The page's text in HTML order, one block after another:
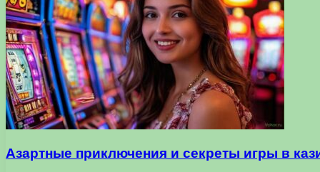
Азартные приключения и секреты игры в